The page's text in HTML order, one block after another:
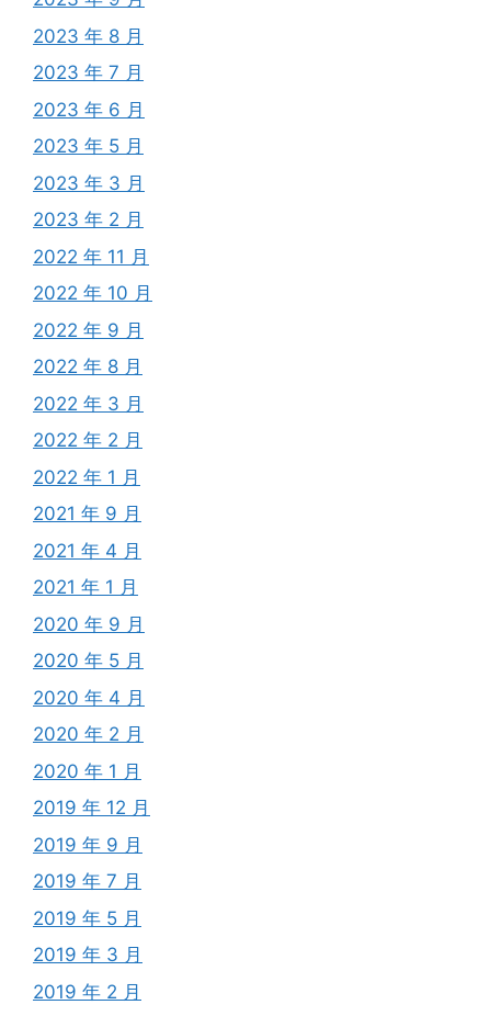
2023 年 8 月
2023 年 7 月
2023 年 6 月
2023 年 5 月
2023 年 3 月
2023 年 2 月
2022 年 11 月
2022 年 10 月
2022 年 9 月
2022 年 8 月
2022 年 3 月
2022 年 2 月
2022 年 1 月
2021 年 9 月
2021 年 4 月
2021 年 1 月
2020 年 9 月
2020 年 5 月
2020 年 4 月
2020 年 2 月
2020 年 1 月
2019 年 12 月
2019 年 9 月
2019 年 7 月
2019 年 5 月
2019 年 3 月
2019 年 2 月